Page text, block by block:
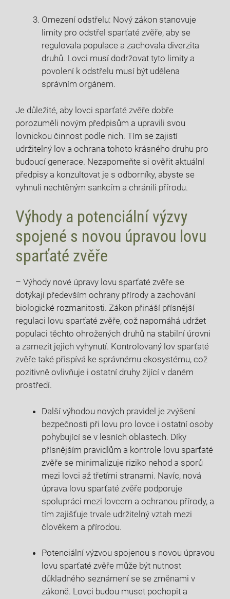
Omezení odstřelu:‍ Nový ⁣zákon stanovuje
limity pro odstřel sparťaté‍ zvěře, aby se
regulovala populace ⁢a ⁣zachovala diverzita
druhů. Lovci musí dodržovat tyto limity a
povolení k ⁤odstřelu musí být udělena
správním orgánem.
Je důležité, aby lovci ⁤sparťaté zvěře⁤ dobře
porozuměli novým předpisům​ a upravili ⁣svou​
lovnickou činnost podle nich. Tím se zajistí
udržitelný lov a ⁤ochrana tohoto krásného druhu pro
budoucí generace. Nezapomeňte si ověřit aktuální
předpisy a⁢ konzultovat je‌ s odborníky, ⁢abyste se
vyhnuli nechtěným sankcím a chránili‌ přírodu.
Výhody a potenciální ⁤výzvy‍
spojené s ⁤novou úpravou lovu‌
sparťaté zvěře
– Výhody nové​ úpravy ​lovu sparťaté zvěře ‍se
dotýkají především ochrany přírody a zachování
biologické rozmanitosti. Zákon přináší přísnější
regulaci⁣ lovu sparťaté⁤ zvěře, což napomáhá udržet
populaci těchto ohrožených druhů ⁤na stabilní‍ úrovni
a zamezit jejich vyhynutí. ‍Kontrolovaný lov sparťaté
zvěře také přispívá ke správnému ‍ekosystému, což
pozitivně⁤ ovlivňuje⁤ i ostatní druhy⁢ žijící v daném
prostředí.
Další výhodou nových pravidel je ​zvýšení
bezpečnosti při lovu pro lovce i ostatní osoby
‌pohybující se v lesních oblastech. Díky
přísnějším pravidlům a⁢ kontrole lovu ​sparťaté
zvěře ⁤se minimalizuje riziko nehod a sporů⁣
mezi⁢ lovci až⁤ třetími stranami. ‍Navíc, nová
úprava lovu sparťaté‍ zvěře podporuje
spolupráci mezi lovcem a​ ochranou přírody, a
tím zajišťuje trvale udržitelný vztah ​mezi
člověkem ​a přírodou.
Potenciální výzvou spojenou ‌s novou úpravou
lovu sparťaté zvěře může být nutnost
⁣důkladného seznámení se se změnami v
zákoně. Lovci budou muset pochopit a